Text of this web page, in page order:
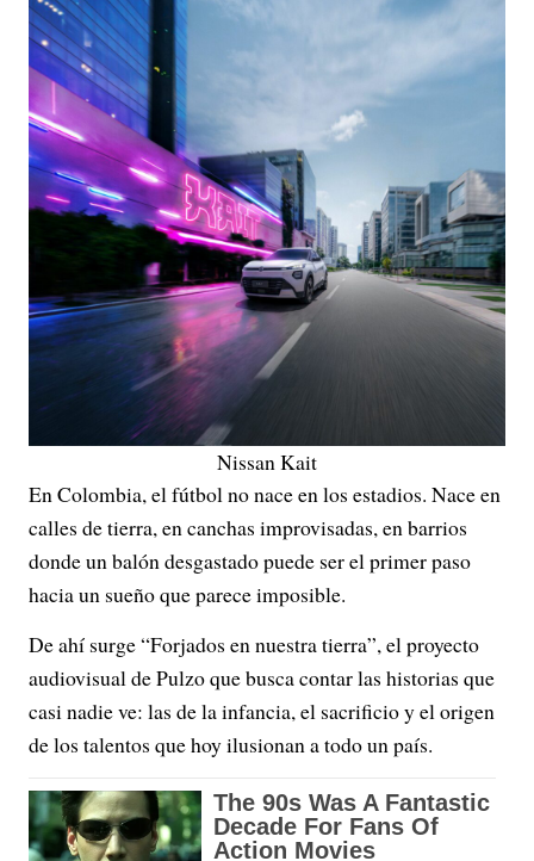
Nissan Kait
En Colombia, el fútbol no nace en los estadios. Nace en
calles de tierra, en canchas improvisadas, en barrios
donde un balón desgastado puede ser el primer paso
hacia un sueño que parece imposible.
De ahí surge “Forjados en nuestra tierra”, el proyecto
audiovisual de Pulzo que busca contar las historias que
casi nadie ve: las de la infancia, el sacrificio y el origen
de los talentos que hoy ilusionan a todo un país.